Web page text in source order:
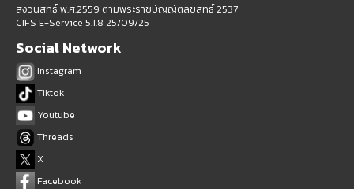
สงวนสิทธิ์ พ.ศ.2559 ตามพระราชบัญญัติลิขสิทธิ์ 2537
CIFS E-Service 5.1.8 25/09/25
Social Network
Instagram
Tiktok
Youtube
Threads
X
Facebook